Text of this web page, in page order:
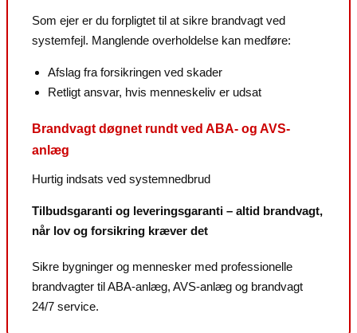
Som ejer er du forpligtet til at sikre brandvagt ved
systemfejl. Manglende overholdelse kan medføre:
Afslag fra forsikringen ved skader
Retligt ansvar, hvis menneskeliv er udsat
Brandvagt døgnet rundt ved ABA- og AVS-
anlæg
Hurtig indsats ved systemnedbrud
Tilbudsgaranti og leveringsgaranti – altid brandvagt,
når lov og forsikring kræver det
Sikre bygninger og mennesker med professionelle
brandvagter til ABA-anlæg, AVS-anlæg og brandvagt
24/7 service.